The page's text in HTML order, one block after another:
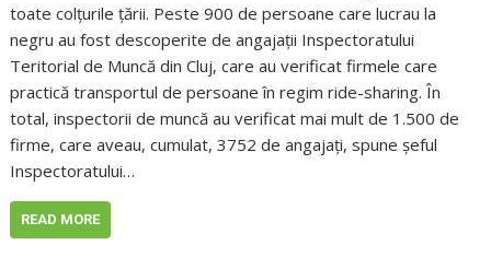
toate colțurile țării. Peste 900 de persoane care lucrau la
negru au fost descoperite de angajații Inspectoratului
Teritorial de Muncă din Cluj, care au verificat firmele care
practică transportul de persoane în regim ride-sharing. În
total, inspectorii de muncă au verificat mai mult de 1.500 de
firme, care aveau, cumulat, 3752 de angajați, spune șeful
Inspectoratului…
READ MORE